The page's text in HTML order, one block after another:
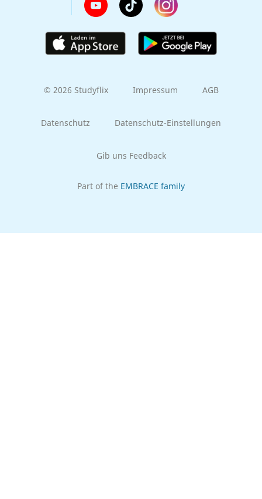
© 2026 Studyflix Impressum AGB
Datenschutz Datenschutz-Einstellungen
Gib uns Feedback
Part of the EMBRACE family